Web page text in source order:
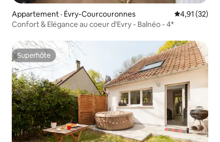
Appartement · Évry-Courcouronnes Note
4,91 (32)
Confort & Elégance au coeur d'Evry - Balnéo - 4*
Superhôte
Superhôte